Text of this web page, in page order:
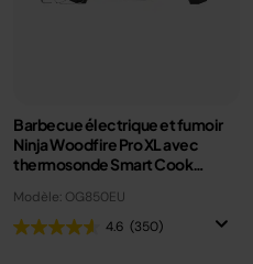
Barbecue électrique et fumoir
Ninja Woodfire Pro XL avec
thermosonde Smart Cook
Modèle: OG850EU
4.6 (350)